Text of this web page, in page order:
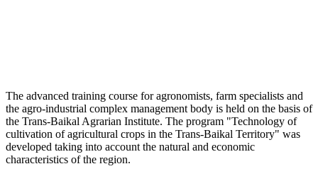
The advanced training course for agronomists, farm specialists and
the agro-industrial complex management body is held on the basis of
the Trans-Baikal Agrarian Institute. The program "Technology of
cultivation of agricultural crops in the Trans-Baikal Territory" was
developed taking into account the natural and economic
characteristics of the region.